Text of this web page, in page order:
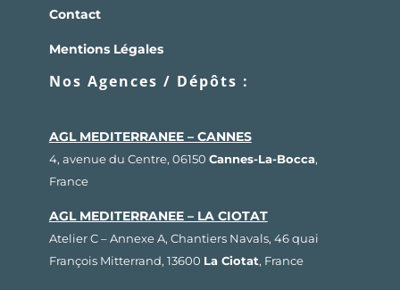
Contact
Mentions Légales
Nos Agences / Dépôts :
AGL MEDITERRANEE – CANNES
4, avenue du Centre, 06150 Cannes-La-Bocca,
France
AGL MEDITERRANEE – LA CIOTAT
Atelier C – Annexe A, Chantiers Navals, 46 quai
François Mitterrand, 13600 La Ciotat, France